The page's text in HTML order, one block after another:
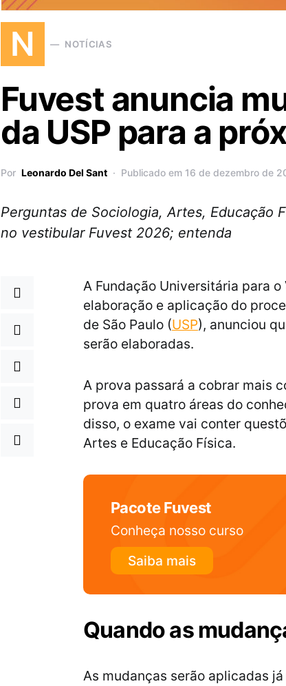
N NOTÍCIAS
Fuvest anuncia
da USP para a
Por Leonardo Del Sant Publicado em 16 de dezembro de
Perguntas de Sociologia, Artes, Educação
no vestibular Fuvest 2026; entenda
A Fundação Universitária para
elaboração e aplicação do
de São Paulo (USP), anunciou
serão elaboradas.
A prova passará a cobrar mais
prova em quatro áreas do
disso, o exame vai conter
Artes e Educação Física.
Pacote Fuvest
Conheça nosso curso
Saiba mais
Quando as
As mudanças serão aplicadas